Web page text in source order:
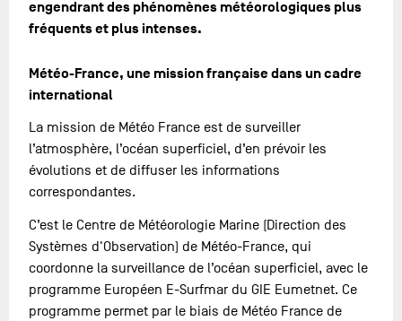
engendrant des phénomènes météorologiques plus
fréquents et plus intenses.
Météo-France, une mission française dans un cadre
international
La mission de Météo France est de surveiller
l’atmosphère, l’océan superficiel, d’en prévoir les
évolutions et de diffuser les informations
correspondantes.
C’est le Centre de Météorologie Marine (Direction des
Systèmes d'Observation) de Météo-France, qui
coordonne la surveillance de l’océan superficiel, avec le
programme Européen E-Surfmar du GIE Eumetnet. Ce
programme permet par le biais de Météo France de